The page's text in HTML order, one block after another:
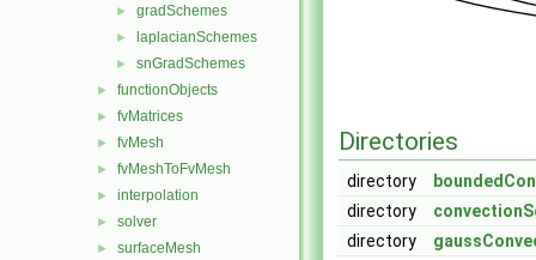
► gradSchemes
► laplacianSchemes
► snGradSchemes
► functionObjects
► fvMatrices
► fvMesh
► fvMeshToFvMesh
► interpolation
► solver
► surfaceMesh
Directories
directory
directory
directory